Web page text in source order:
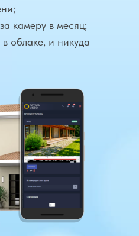
камеру в месяц;
облаке, и никуда